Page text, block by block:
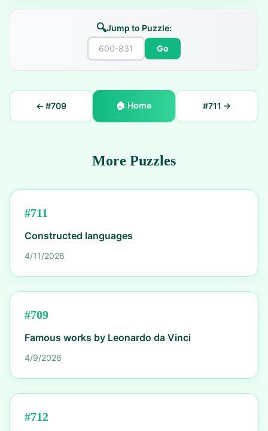
🔍Jump to Puzzle:
Go
← #709 🏠 Home #711 →
More Puzzles
#711
Constructed languages
4/11/2026
#709
Famous works by Leonardo da Vinci
4/9/2026
#712